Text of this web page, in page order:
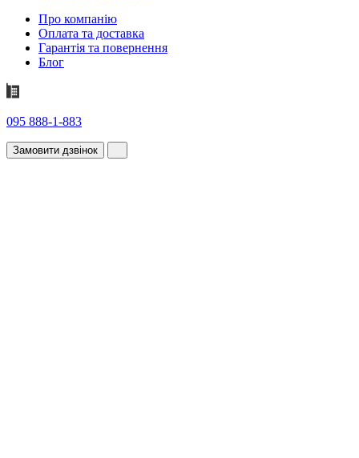
Про компанію
Оплата та доставка
Гарантія та повернення
Блог
095 888-1-883
Замовити дзвінок